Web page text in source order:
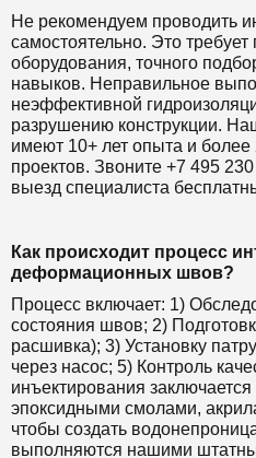
Не рекомендуем проводить
самостоятельно. Это
оборудования, точного
навыков. Неправильное
неэффективной
разрушению конструкции.
имеют 10+ лет опыта и
проектов. Звоните +7 495
выезд специалиста
Как происходит процесс
деформационных швов?
Процесс включает: 1)
состояния швов; 2)
расшивка); 3) Установку
через насос; 5) Контроль
инъектирования
эпоксидными смолами,
чтобы создать
выполняются нашими